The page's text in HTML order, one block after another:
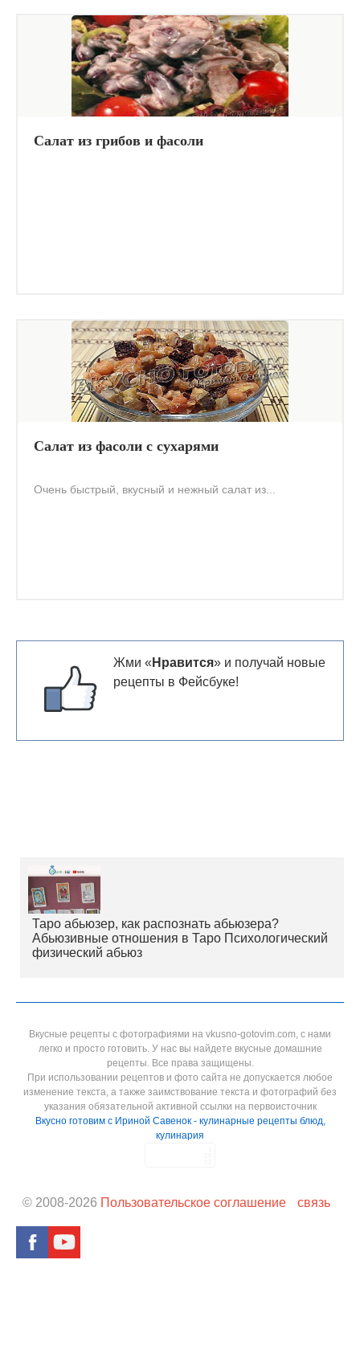
Салат из грибов и фасоли
Салат из фасоли с сухарями
Очень быстрый, вкусный и нежный салат из...
Жми « Нравится» и получай новые
рецепты в Фейсбуке!
Таро абьюзер, как распознать абьюзера?
Абьюзивные отношения в Таро Психологический
физический абьюз
Вкусные рецепты с фотографиями на vkusno-gotovim.com, с нами
легко и просто готовить. У нас вы найдете вкусные домашние
рецепты. Все права защищены.
При использовании рецептов и фото сайта не допускается любое
изменение текста, а также заимствование текста и фотографий без
указания обязательной активной ссылки на первоисточник
Вкусно готовим с Ириной Савенок - кулинарные рецепты блюд,
кулинария
© 2008-2026 Пользовательское соглашение связь